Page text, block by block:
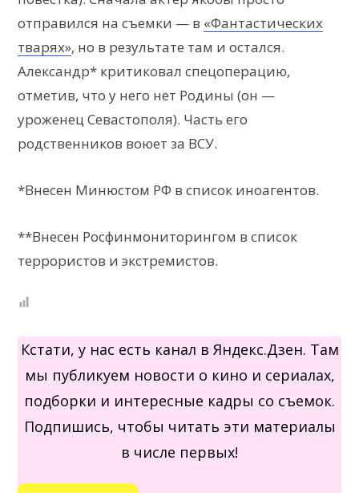
отправился на съемки — в «Фантастических
тварях», но в результате там и остался.
Александр* критиковал спецоперацию,
отметив, что у него нет Родины (он —
уроженец Севастополя). Часть его
родственников воюет за ВСУ.
*Внесен Минюстом РФ в список иноагентов.
**Внесен Росфинмониторингом в список
террористов и экстремистов.
Кстати, у нас есть канал в Яндекс.Дзен. Там
мы публикуем новости о кино и сериалах,
подборки и интересные кадры со съемок.
Подпишись, чтобы читать эти материалы
в числе первых!